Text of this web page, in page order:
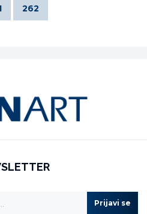
262
Prijavi se